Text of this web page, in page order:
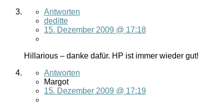
Antworten
deditte
15. Dezember 2009 @ 17:18
Hillarious – danke dafür. HP ist immer wieder gut!
Antworten
Margot
15. Dezember 2009 @ 17:19